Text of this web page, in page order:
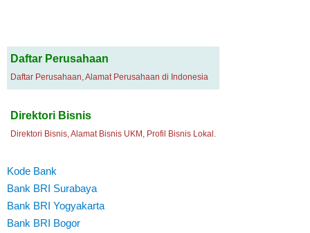
Daftar Perusahaan
Daftar Perusahaan, Alamat Perusahaan di Indonesia
Direktori Bisnis
Direktori Bisnis, Alamat Bisnis UKM, Profil Bisnis Lokal.
Kode Bank
Bank BRI Surabaya
Bank BRI Yogyakarta
Bank BRI Bogor